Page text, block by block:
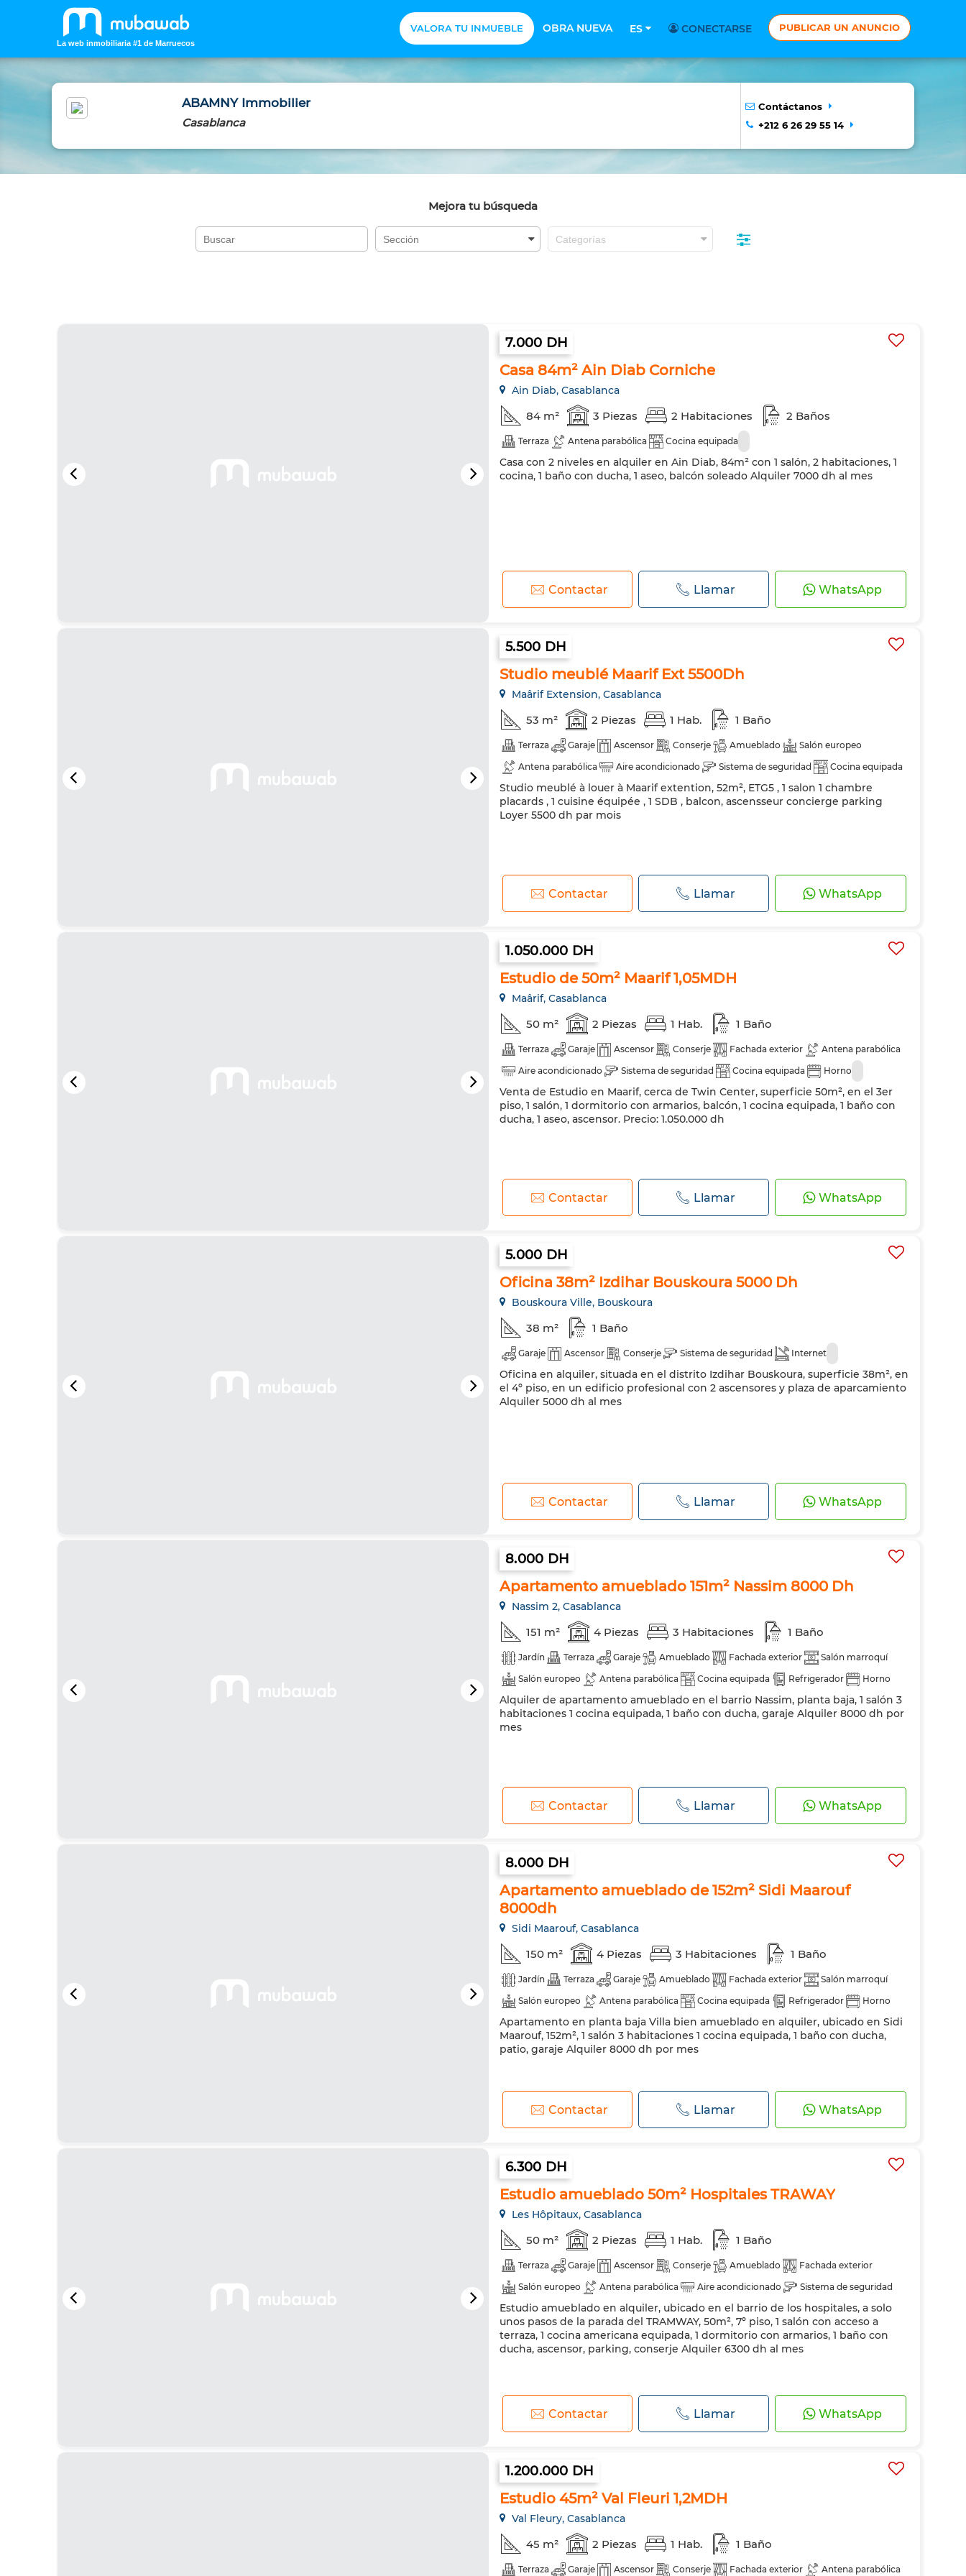
La web inmobiliaria #1 de Marruecos
VALORA TU INMUEBLE OBRA NUEVA ES CONECTARSE PUBLICAR UN ANUNCIO
ABAMNY Immobilier
Casablanca
Contáctanos
+212 6 26 29 55 14
Mejora tu búsqueda
7.000 DH
Casa 84m² Ain Diab Corniche
Ain Diab, Casablanca
84 m² 3 Piezas 2 Habitaciones 2 Baños
Terraza Antena parabólica Cocina equipada
Casa con 2 niveles en alquiler en Ain Diab, 84m² con 1 salón, 2 habitaciones, 1
cocina, 1 baño con ducha, 1 aseo, balcón soleado Alquiler 7000 dh al mes
Contactar Llamar WhatsApp
5.500 DH
Studio meublé Maarif Ext 5500Dh
Maârif Extension, Casablanca
53 m² 2 Piezas 1 Hab. 1 Baño
Terraza Garaje Ascensor Conserje Amueblado
Salón europeo
Antena parabólica
Aire acondicionado Sistema de seguridad
Cocina equipada
Refrigerador
Horno Televisión Lavadora Microondas
Studio meublé à louer à Maarif extention, 52m², ETG5 , 1 salon 1 chambre
placards , 1 cuisine équipée , 1 SDB , balcon, ascensseur concierge parking
Loyer 5500 dh par mois
Contactar Llamar WhatsApp
1.050.000 DH
Estudio de 50m² Maarif 1,05MDH
Maârif, Casablanca
50 m² 2 Piezas 1 Hab. 1 Baño
Terraza Garaje Ascensor Conserje Fachada exterior
Antena parabólica
Aire acondicionado
Sistema de seguridad Cocina equipada Horno
Venta de Estudio en Maarif, cerca de Twin Center, superficie 50m², en el 3er
piso, 1 salón, 1 dormitorio con armarios, balcón, 1 cocina equipada, 1 baño con
ducha, 1 aseo, ascensor. Precio: 1.050.000 dh
Contactar Llamar WhatsApp
5.000 DH
Oficina 38m² Izdihar Bouskoura 5000 Dh
Bouskoura Ville, Bouskoura
38 m² 1 Baño
Garaje Ascensor Conserje Sistema de seguridad Internet
Oficina en alquiler, situada en el distrito Izdihar Bouskoura, superficie 38m², en
el 4º piso, en un edificio profesional con 2 ascensores y plaza de aparcamiento
Alquiler 5000 dh al mes
Contactar Llamar WhatsApp
8.000 DH
Apartamento amueblado 151m² Nassim 8000 Dh
Nassim 2, Casablanca
151 m² 4 Piezas 3 Habitaciones 1 Baño
Jardín Terraza Garaje Amueblado Fachada exterior
Salón marroquí
Salón europeo
Antena parabólica Cocina equipada Refrigerador
Horno
Televisión
Lavadora Microondas
Alquiler de apartamento amueblado en el barrio Nassim, planta baja, 1 salón 3
habitaciones 1 cocina equipada, 1 baño con ducha, garaje Alquiler 8000 dh por
mes
Contactar Llamar WhatsApp
8.000 DH
Apartamento amueblado de 152m² Sidi Maarouf
8000dh
Sidi Maarouf, Casablanca
150 m² 4 Piezas 3 Habitaciones 1 Baño
Jardín Terraza Garaje Amueblado Fachada exterior
Salón marroquí
Salón europeo
Antena parabólica Cocina equipada Refrigerador
Horno
Televisión
Lavadora Microondas
Apartamento en planta baja Villa bien amueblado en alquiler, ubicado en Sidi
Maarouf, 152m², 1 salón 3 habitaciones 1 cocina equipada, 1 baño con ducha,
patio, garaje Alquiler 8000 dh por mes
Contactar Llamar WhatsApp
6.300 DH
Estudio amueblado 50m² Hospitales TRAWAY
Les Hôpitaux, Casablanca
50 m² 2 Piezas 1 Hab. 1 Baño
Terraza Garaje Ascensor Conserje Amueblado
Fachada exterior
Salón europeo
Antena parabólica Aire acondicionado
Sistema de seguridad
Cocina equipada
Refrigerador Horno Televisión Lavadora Microondas
Estudio amueblado en alquiler, ubicado en el barrio de los hospitales, a solo
unos pasos de la parada del TRAMWAY, 50m², 7º piso, 1 salón con acceso a
terraza, 1 cocina americana equipada, 1 dormitorio con armarios, 1 baño con
ducha, ascensor, parking, conserje Alquiler 6300 dh al mes
Contactar Llamar WhatsApp
1.200.000 DH
Estudio 45m² Val Fleuri 1,2MDH
Val Fleury, Casablanca
45 m² 2 Piezas 1 Hab. 1 Baño
Terraza Garaje Ascensor Conserje Fachada exterior Antena parabólica